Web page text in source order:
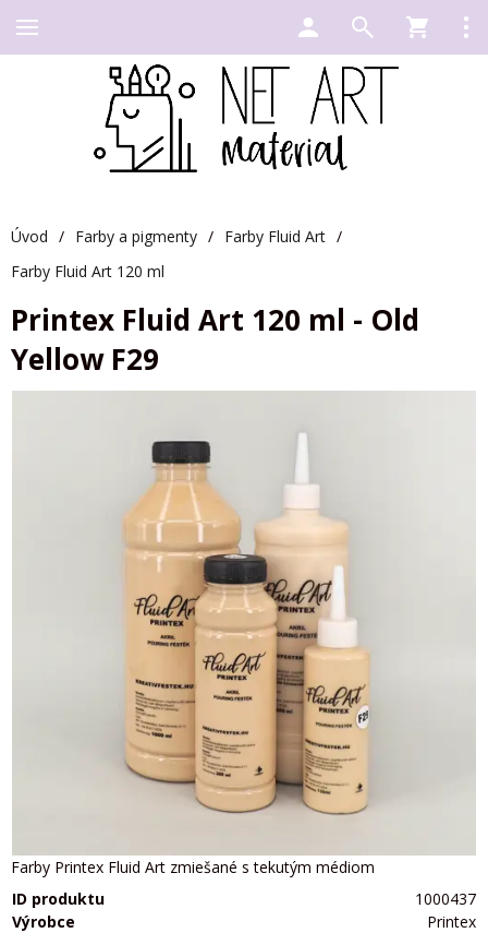
Úvod / Farby a pigmenty / Farby Fluid Art /
Farby Fluid Art 120 ml
Printex Fluid Art 120 ml - Old
Yellow F29
Farby Printex Fluid Art zmiešané s tekutým médiom
ID produktu
1000437
Výrobce
Printex